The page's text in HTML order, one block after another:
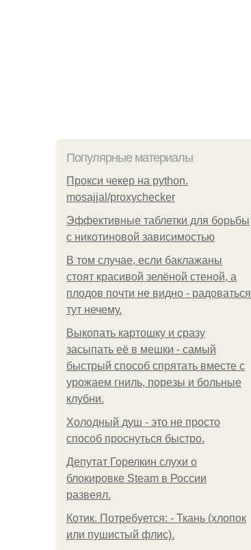
Популярные материалы
Прокси чекер на python.
mosajjal/proxychecker
Эффективные таблетки для борьбы
с никотиновой зависимостью
В том случае, если баклажаны
стоят красивой зелёной стеной, а
плодов почти не видно - радоваться
тут нечему.
Выкопать картошку и сразу
засыпать её в мешки - самый
быстрый способ спрятать вместе с
урожаем гниль, порезы и больные
клубни.
Холодный душ - это не просто
способ проснуться быстро.
Депутат Горелкин слухи о
блокировке Steam в России
развеял.
Котик. Потребуется: - Ткань (хлопок
или пушистый флис).